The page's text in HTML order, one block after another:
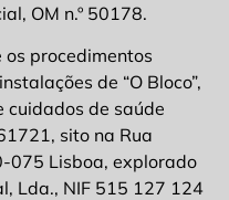
OM n.º 50178.
os procedimentos
de “O Bloco”,
de saúde
sito na Rua
075 Lisboa, explorado
Lda., NIF 515 127 124